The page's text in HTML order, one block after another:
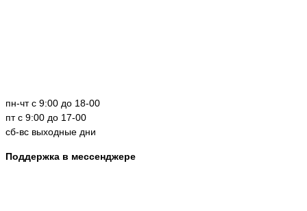
пн-чт с 9:00 до 18-00
пт с 9:00 до 17-00
сб-вс выходные дни
Поддержка в мессенджере